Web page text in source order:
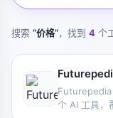
搜索 “价格”，找到 4 个
Futurepedia
个 AI 工具，